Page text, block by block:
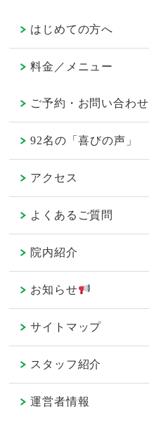
はじめての方へ
料金／メニュー
ご予約・お問い合わせ
92名の「喜びの声」
アクセス
よくあるご質問
院内紹介
お知らせ
サイトマップ
スタッフ紹介
運営者情報